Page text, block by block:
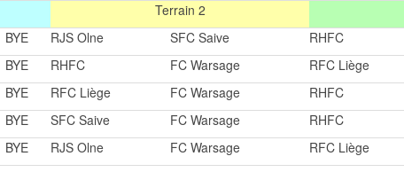
Terrain 2
BYE RJS Olne SFC Saive RHFC
BYE RHFC FC Warsage RFC Liège
BYE RFC Liège FC Warsage RHFC
BYE SFC Saive FC Warsage RHFC
BYE RJS Olne FC Warsage RFC Liège